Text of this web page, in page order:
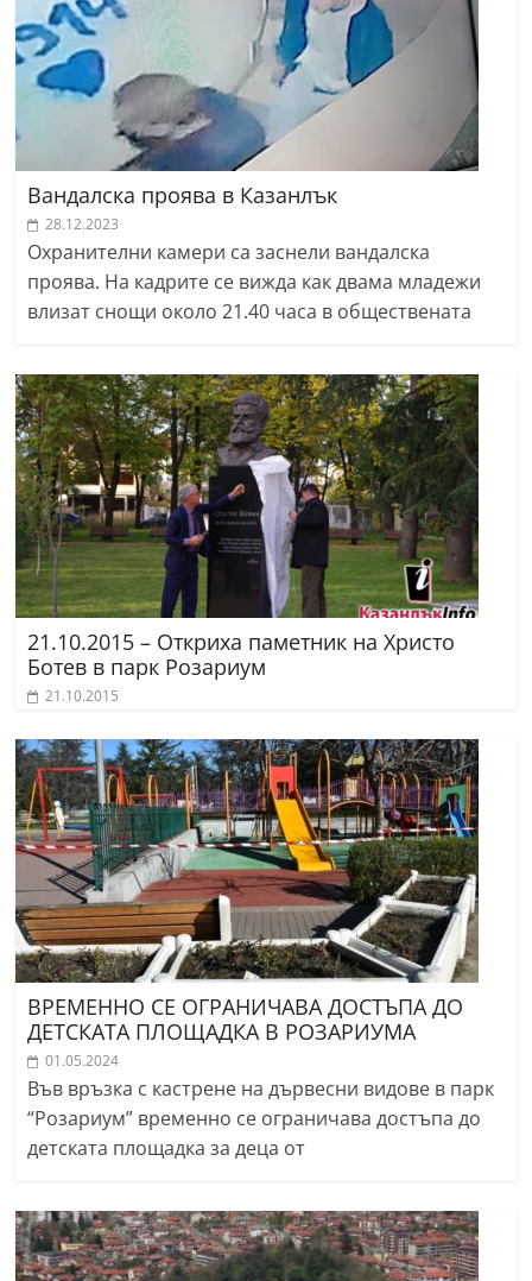
Вандалска проява в Казанлък
28.12.2023
Охранителни камери са заснели вандалска
проява. На кадрите се вижда как двама младежи
влизат снощи около 21.40 часа в обществената
21.10.2015 – Откриха паметник на Христо
Ботев в парк Розариум
21.10.2015
ВРЕМЕННО СЕ ОГРАНИЧАВА ДОСТЪПА ДО
ДЕТСКАТА ПЛОЩАДКА В РОЗАРИУМА
01.05.2024
Във връзка с кастрене на дървесни видове в парк
“Розариум” временно се ограничава достъпа до
детската площадка за деца от